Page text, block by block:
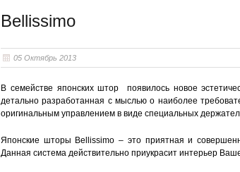
Bellissimo
05 Октябрь 2013
В семействе японских штор появилось новое
детально разработанная с мыслью о наиболее
оригинальным управлением в виде специальных
Японские шторы Bellissimo – это приятная и
Данная система действительно приукрасит интерьер